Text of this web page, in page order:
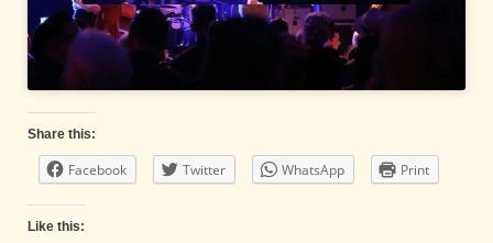
Share this:
Facebook Twitter WhatsApp Print
Like this: